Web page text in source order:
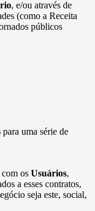
, e/ou através de
(como a Receita
públicos
para uma série de
os Usuários,
a esses contratos,
seja este, social,